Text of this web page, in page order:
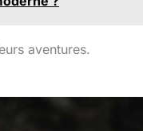
aventures.